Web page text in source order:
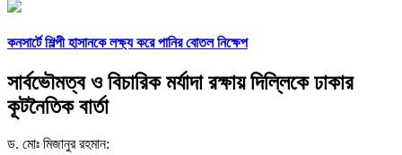
কনসার্টে শিল্পী হাসানকে লক্ষ্য করে পানির বোতল নিক্ষেপ
সার্বভৌমত্ব ও বিচারিক মর্যাদা রক্ষায় দিল্লিকে ঢাকার
কূটনৈতিক বার্তা
ড. মোঃ মিজানুর রহমান: